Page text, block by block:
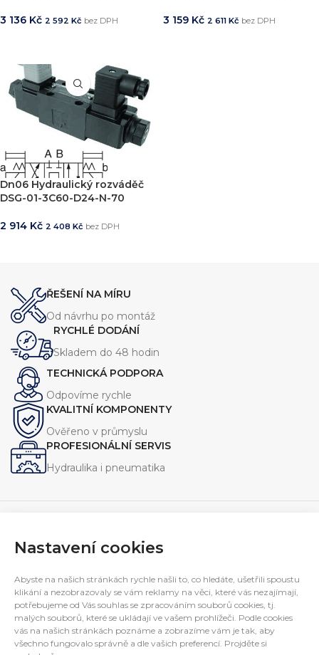
Nastavení cookies
Abyste na našich stránkách rychle našli to, co hledáte, ušetřili spoustu
klikání a nezobrazovaly se vám reklamy na věci, které vás nezajímají,
potřebujeme od Vás souhlas se zpracováním souborů cookies, tj.
malých souborů, které se ukládají ve vašem prohlížeči. Podle cookies
vás na našich stránkách poznáme a zobrazíme vám je tak, aby
všechno fungovalo správně a dle vašich preferencí. Projděte si
3 136 Kč 2 592 Kč bez DPH 3 159 Kč 2 611 Kč bez DPH
Dn06 Hydraulický rozváděč
DSG-01-3C60-D24-N-70
2 914 Kč 2 408 Kč bez DPH
ŘEŠENÍ NA MÍRU
Od návrhu po montáž
RYCHLÉ DODÁNÍ
Skladem do 48 hodin
TECHNICKÁ PODPORA
Odpovíme rychle
KVALITNÍ KOMPONENTY
Ověřeno v průmyslu
PROFESIONÁLNÍ SERVIS
Hydraulika i pneumatika
Specializujeme se na jednoúčelové stroje, hydraulické
agregáty a technická řešení na míru.
E-mail: interfluid@interfluid.com
Telefon:(+420) 595 953 879
Mobil: (+420) 606 782 769
INFORMACE PRO ZÁKAZNÍKY